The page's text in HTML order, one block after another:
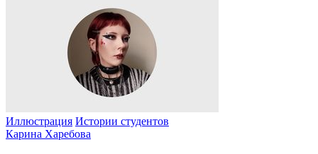
Иллюстрация Истории студентов
Карина Харебова